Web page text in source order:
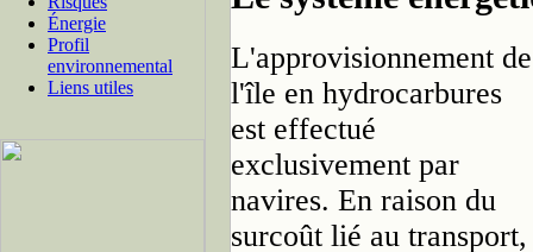
Énergie
Profil
environnemental
Liens utiles
L'approvisionnement de
l'île en hydrocarbures
est effectué
exclusivement par
navires. En raison du
surcoût lié au transport,